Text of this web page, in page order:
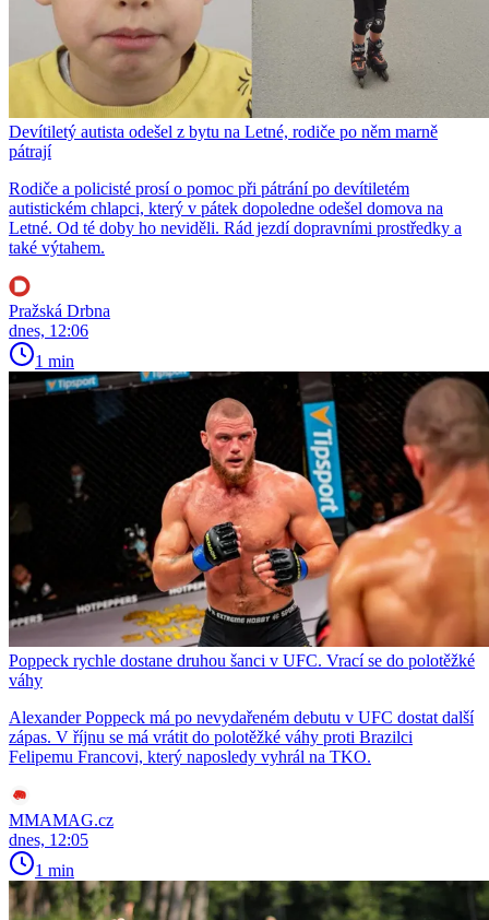
Devítiletý autista odešel z bytu na Letné, rodiče po něm marně
pátrají
Rodiče a policisté prosí o pomoc při pátrání po devítiletém
autistickém chlapci, který v pátek dopoledne odešel domova na
Letné. Od té doby ho neviděli. Rád jezdí dopravními prostředky a
také výtahem.
Pražská Drbna
dnes, 12:06
1 min
Poppeck rychle dostane druhou šanci v UFC. Vrací se do polotěžké
váhy
Alexander Poppeck má po nevydařeném debutu v UFC dostat další
zápas. V říjnu se má vrátit do polotěžké váhy proti Brazilci
Felipemu Francovi, který naposledy vyhrál na TKO.
MMAMAG.cz
dnes, 12:05
1 min